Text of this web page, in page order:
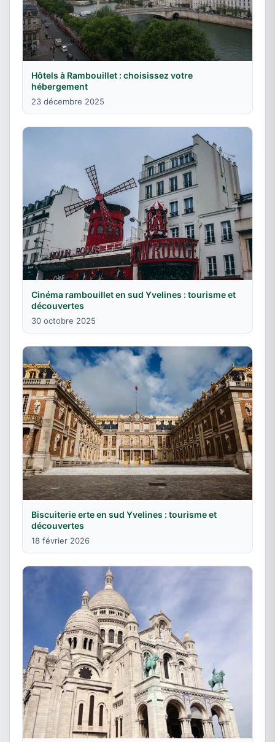
Hôtels à Rambouillet : choisissez votre
hébergement
23 décembre 2025
Cinéma rambouillet en sud Yvelines : tourisme et
découvertes
30 octobre 2025
Biscuiterie erte en sud Yvelines : tourisme et
découvertes
18 février 2026